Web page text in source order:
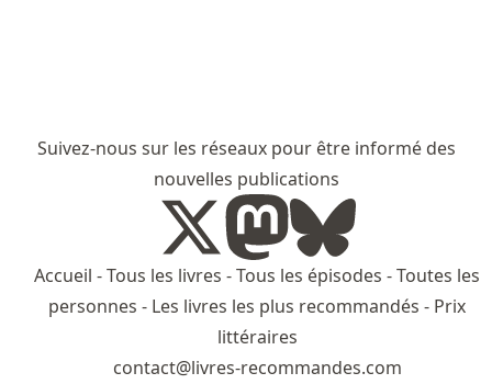
Suivez-nous sur les réseaux pour être informé des
nouvelles publications
Accueil -Tous les livres -Tous les épisodes -Toutes les
personnes - Les livres les plus recommandés - Prix
littéraires
contact@livres-recommandes.com